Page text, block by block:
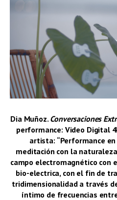
Dia Muñoz. Conversaciones
performance: Video Digital 4
artista: “Performance
meditación con la
campo electromagnético con
bio-electrica, con el fin de
tridimensionalidad a través
íntimo de frecuencias